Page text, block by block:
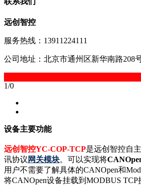
远创智控
服务热线：13911224111
公司地址：北京市通州区新华南路208
1/0
设备主要功能
远创智控YC-COP-TCP是远创智控自
讯协议 网关模块。可以实现将
用户不需要了解具体的CANOpen和
将CANOpen设备挂载到MODBUS TCP